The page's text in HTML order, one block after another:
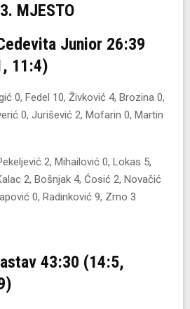
MJESTO
Junior 26:39
11:4)
0, Fedel 10, Živković 4, Brozina 0,
0, Jurišević 2, Mofarin 0, Martin
2, Mihailović 0, Lokas 5,
2, Bošnjak 4, Ćosić 2, Novačić
0, Radinković 9, Zrno 3
43:30 (14:5,